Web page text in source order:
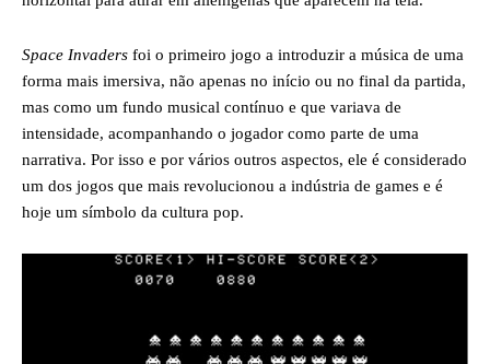
Space Invaders foi o primeiro jogo a introduzir a música de uma
forma mais imersiva, não apenas no início ou no final da partida,
mas como um fundo musical contínuo e que variava de
intensidade, acompanhando o jogador como parte de uma
narrativa. Por isso e por vários outros aspectos, ele é considerado
um dos jogos que mais revolucionou a indústria de games e é
hoje um símbolo da cultura pop.